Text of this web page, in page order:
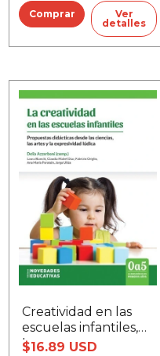
Ver
detalles
Creatividad en las
escuelas infantiles,
La
$16.89 USD